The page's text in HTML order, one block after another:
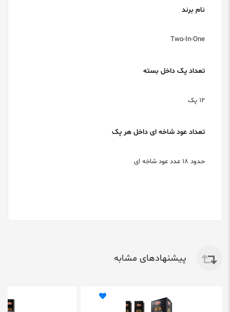
نام برند
Two-In-One
تعداد پک داخل بسته
12 پک
تعداد عود شاخه ای داخل هر پک
حدود 18 عدد عود شاخه ای
پیشنهادهای مشابه